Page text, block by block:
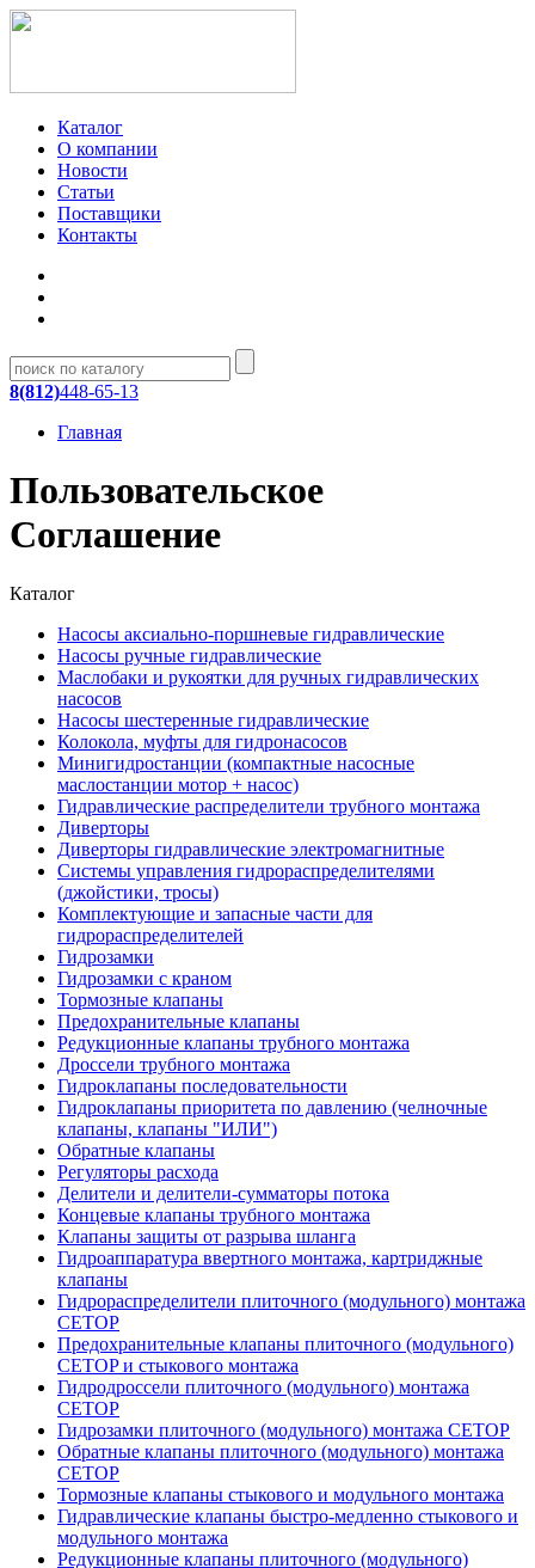
Каталог
О компании
Новости
Статьи
Поставщики
Контакты
8(812)448-65-13
Главная
Пользовательское
Соглашение
Каталог
Насосы аксиально-поршневые гидравлические
Насосы ручные гидравлические
Маслобаки и рукоятки для ручных гидравлических
насосов
Насосы шестеренные гидравлические
Колокола, муфты для гидронасосов
Минигидростанции (компактные насосные
маслостанции мотор + насос)
Гидравлические распределители трубного монтажа
Диверторы
Диверторы гидравлические электромагнитные
Системы управления гидрораспределителями
(джойстики, тросы)
Комплектующие и запасные части для
гидрораспределителей
Гидрозамки
Гидрозамки с краном
Тормозные клапаны
Предохранительные клапаны
Редукционные клапаны трубного монтажа
Дроссели трубного монтажа
Гидроклапаны последовательности
Гидроклапаны приоритета по давлению (челночные
клапаны, клапаны "ИЛИ")
Обратные клапаны
Регуляторы расхода
Делители и делители-сумматоры потока
Концевые клапаны трубного монтажа
Клапаны защиты от разрыва шланга
Гидроаппаратура ввертного монтажа, картриджные
клапаны
Гидрораспределители плиточного (модульного) монтажa
CETOP
Предохранительные клапаны плиточного (модульного)
CETOP и стыкового монтажа
Гидродроссели плиточного (модульного) монтажа
CETOP
Гидрозамки плиточного (модульного) монтажа CETOP
Обратные клапаны плиточного (модульного) монтажа
CETOP
Тормозные клапаны стыкового и модульного монтажа
Гидравлические клапаны быстро-медленно стыкового и
модульного монтажа
Редукционные клапаны плиточного (модульного)